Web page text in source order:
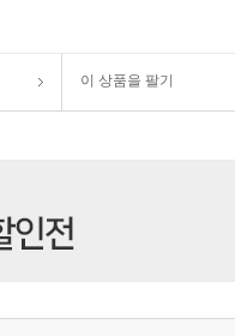
이 상품을 팔기